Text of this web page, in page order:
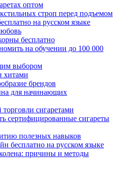
оптом
строп перед подъемом
на русском языке
бесплатно
на обучении до 100 000
выбором
хитами
брендов
для начинающих
сигаретами
сертифицированные сигареты
полезных навыков
бесплатно на русском языке
причины и методы